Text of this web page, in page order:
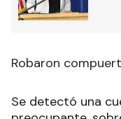
Robaron
Se detectó una